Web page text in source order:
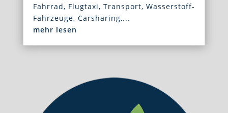
Fahrrad, Flugtaxi, Transport, Wasserstoff-
Fahrzeuge, Carsharing,...
mehr lesen